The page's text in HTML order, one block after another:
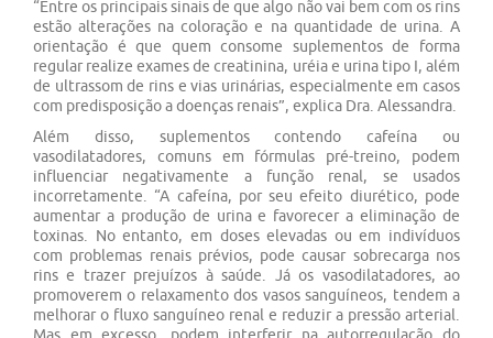
“Entre os principais sinais de que algo não vai bem com os rins
estão alterações na coloração e na quantidade de urina. A
orientação é que quem consome suplementos de forma
regular realize exames de creatinina, uréia e urina tipo I, além
de ultrassom de rins e vias urinárias, especialmente em casos
com predisposição a doenças renais”, explica Dra. Alessandra.
Além disso, suplementos contendo cafeína ou
vasodilatadores, comuns em fórmulas pré-treino, podem
influenciar negativamente a função renal, se usados
incorretamente. “A cafeína, por seu efeito diurético, pode
aumentar a produção de urina e favorecer a eliminação de
toxinas. No entanto, em doses elevadas ou em indivíduos
com problemas renais prévios, pode causar sobrecarga nos
rins e trazer prejuízos à saúde. Já os vasodilatadores, ao
promoverem o relaxamento dos vasos sanguíneos, tendem a
melhorar o fluxo sanguíneo renal e reduzir a pressão arterial.
Mas em excesso, podem interferir na autorregulação do